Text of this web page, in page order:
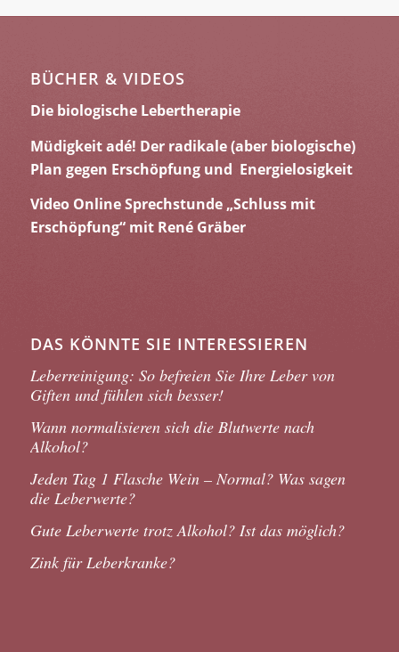
BÜCHER & VIDEOS
Die biologische Lebertherapie
Müdigkeit adé! Der radikale (aber biologische)
Plan gegen Erschöpfung und Energielosigkeit
Video Online Sprechstunde „Schluss mit
Erschöpfung“ mit René Gräber
DAS KÖNNTE SIE INTERESSIEREN
Leberreinigung: So befreien Sie Ihre Leber von
Giften und fühlen sich besser!
Wann normalisieren sich die Blutwerte nach
Alkohol?
Jeden Tag 1 Flasche Wein – Normal? Was sagen
die Leberwerte?
Gute Leberwerte trotz Alkohol? Ist das möglich?
Zink für Leberkranke?